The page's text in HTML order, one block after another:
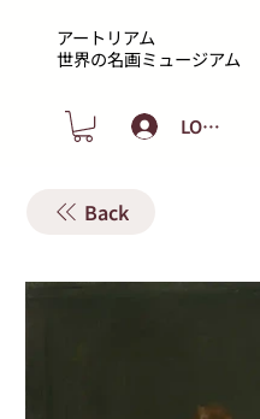
アートリアム
​世界の名画ミュージアム
LOGIN
Back